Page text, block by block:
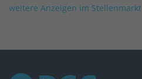
weitere Anzeigen im Stellenmarkt